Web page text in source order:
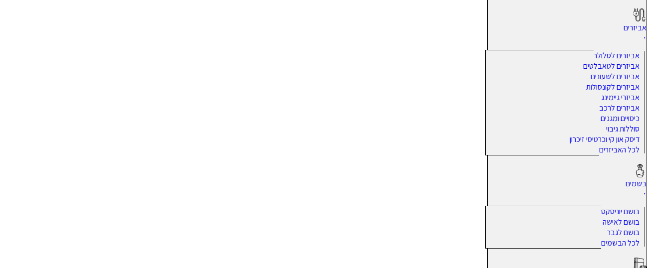
אביזרים
אביזרים לסלולר
אביזרים לטאבלטים
אביזרים לשעונים
אביזרים לקונסולות
אביזרי גיימינג
אביזרים לרכב
כיסויים ומגנים
סוללות גיבוי
דיסק און קי וכרטיסי זיכרון
לכל האביזרים
בשמים
בושם יוניסקס
בושם לאישה
בושם לגבר
לכל הבשמים